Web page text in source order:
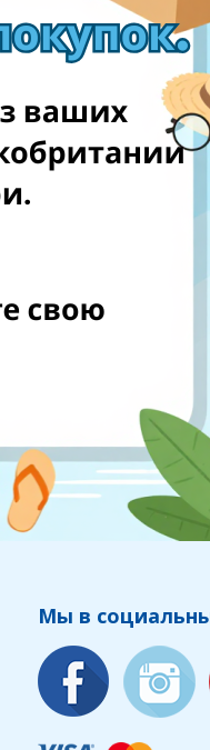
Мы в